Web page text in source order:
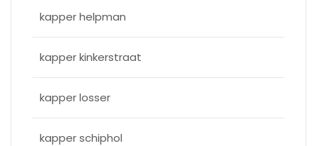
kapper helpman
kapper kinkerstraat
kapper losser
kapper schiphol